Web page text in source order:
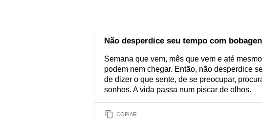
Não desperdice seu tempo com
Semana que vem, mês que vem e até
podem nem chegar. Então, não desperdice
de dizer o que sente, de se preocupar,
sonhos. A vida passa num piscar de olhos.
COPIAR